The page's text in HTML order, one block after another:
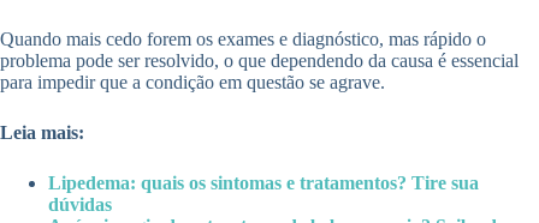
Quando mais cedo forem os exames e diagnóstico, mas rápido o
problema pode ser resolvido, o que dependendo da causa é essencial
para impedir que a condição em questão se agrave.
Leia mais:
Lipedema: quais os sintomas e tratamentos? Tire sua
dúvidas